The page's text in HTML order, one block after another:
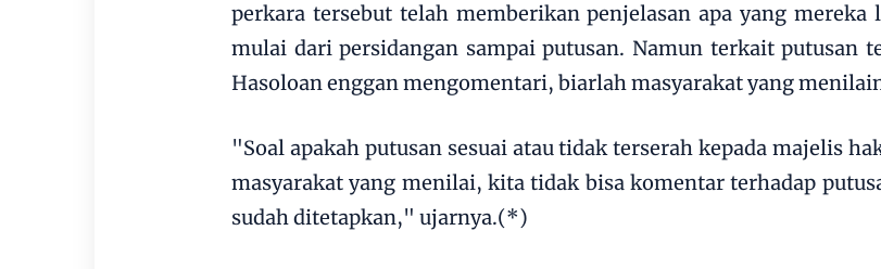
perkara tersebut telah memberikan penjelasan apa yang mereka
mulai dari persidangan sampai putusan. Namun terkait putusan
Hasoloan enggan mengomentari, biarlah masyarakat yang
"Soal apakah putusan sesuai atau tidak terserah kepada majelis
masyarakat yang menilai, kita tidak bisa komentar terhadap
sudah ditetapkan," ujarnya.(*)